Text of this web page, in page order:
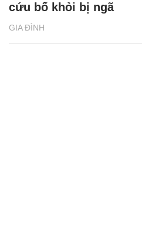
GIA ĐÌNH
cứu bố khỏi bị ngã